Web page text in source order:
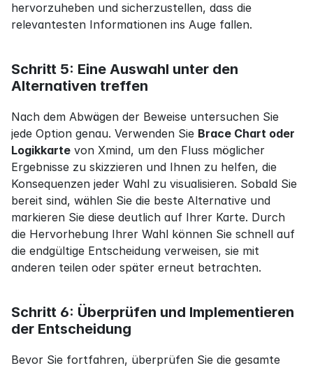
hervorzuheben und sicherzustellen, dass die
relevantesten Informationen ins Auge fallen.
Schritt 5: Eine Auswahl unter den
Alternativen treffen
Nach dem Abwägen der Beweise untersuchen Sie
jede Option genau. Verwenden Sie Brace Chart oder
Logikkarte von Xmind, um den Fluss möglicher
Ergebnisse zu skizzieren und Ihnen zu helfen, die
Konsequenzen jeder Wahl zu visualisieren. Sobald Sie
bereit sind, wählen Sie die beste Alternative und
markieren Sie diese deutlich auf Ihrer Karte. Durch
die Hervorhebung Ihrer Wahl können Sie schnell auf
die endgültige Entscheidung verweisen, sie mit
anderen teilen oder später erneut betrachten.
Schritt 6: Überprüfen und Implementieren
der Entscheidung
Bevor Sie fortfahren, überprüfen Sie die gesamte